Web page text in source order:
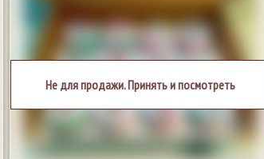
Не для продажи. Принять и посмотреть